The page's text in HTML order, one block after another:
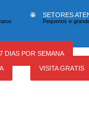
ATENDIDOS
VISITA GRÁTIS
SETORES
Pequenos e
DIAS POR SEMANA